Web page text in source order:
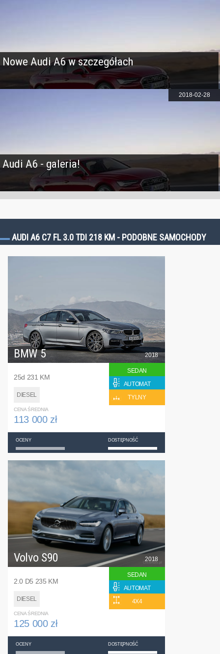
Nowe Audi A6 w szczegółach
Audi A6 - galeria!
2018-02-28
AUDI A6 C7 FL 3.0 TDI 218 KM - PODOBNE SAMOCHODY
BMW 5
25d 231 KM
DIESEL
2018
SEDAN
AUTOMAT
TYLNY
CENA ŚREDNIA
113 000 zł
OCENY DOSTĘPNOŚĆ
Volvo S90
2.0 D5 235 KM
DIESEL
2018
SEDAN
AUTOMAT
4X4
CENA ŚREDNIA
125 000 zł
OCENY DOSTĘPNOŚĆ